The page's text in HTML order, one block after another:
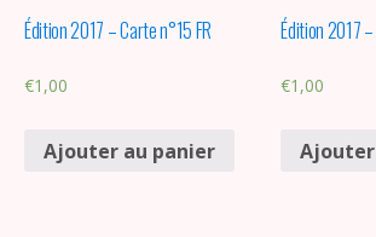
Édition 2017 – Carte n°15 FR
€1,00
Ajouter au panier
Édition 2017
€1,00